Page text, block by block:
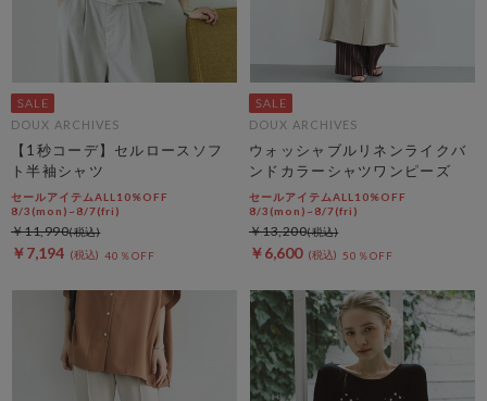
DOUX ARCHIVES
【1秒コーデ】セルロースソフ
ト半袖シャツ
セールアイテムALL10%OFF
8/3(mon)~8/7(fri)
￥7,194 40％OFF
￥11,990
DOUX ARCHIVES
ウォッシャブルリネンライクバ
ンドカラーシャツワンピーズ
セールアイテムALL10%OFF
8/3(mon)~8/7(fri)
￥6,600 50％OFF
￥13,200